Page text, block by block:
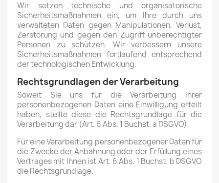
Wir setzen technische und organisatorische
Sicherheitsmaßnahmen ein, um Ihre durch uns
verwalteten Daten gegen Manipulationen, Verlust,
Zerstörung und gegen den Zugriff unberechtigter
Personen zu schützen. Wir verbessern unsere
Sicherheitsmaßnahmen fortlaufend entsprechend
der technologischen Entwicklung.
Rechtsgrundlagen der Verarbeitung
Soweit Sie uns für die Verarbeitung Ihrer
personenbezogenen Daten eine Einwilligung erteilt
haben, stellte diese die Rechtsgrundlage für die
Verarbeitung dar (Art. 6 Abs. 1 Buchst. a DSGVO).
Für eine Verarbeitung personenbezogener Daten für
die Zwecke der Anbahnung oder der Erfüllung eines
Vertrages mit Ihnen ist Art. 6 Abs. 1 Buchst. b DSGVO
die Rechtsgrundlage.